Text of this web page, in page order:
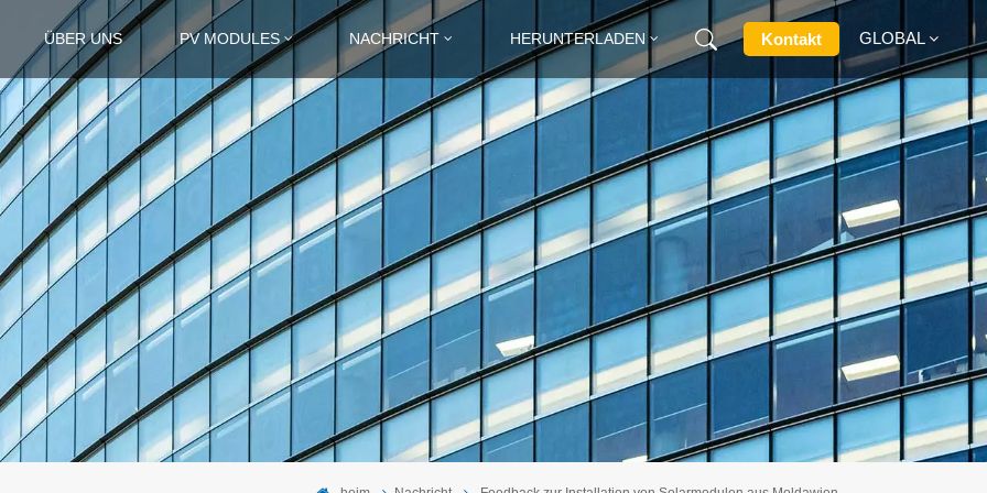
ÜBER UNS PV MODULES NACHRICHT HERUNTERLADEN Kontakt GLOBAL
English
Français
Deutsch
Русский
Italiano
Español